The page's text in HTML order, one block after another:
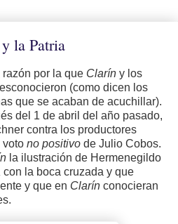
la Patria
razón por la que Clarín y los
(como dicen los
que se acaban de acuchillar).
del 1 de abril del año pasado,
contra los productores
voto no positivo de Julio Cobos.
la ilustración de Hermenegildo
la boca cruzada y que
y que en Clarín conocieran